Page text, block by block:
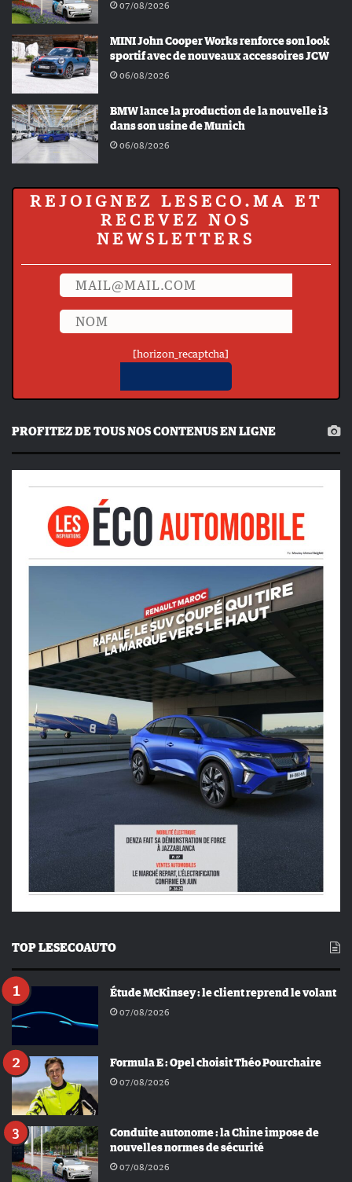
07/08/2026
MINI John Cooper Works renforce son look
sportif avec de nouveaux accessoires JCW
06/08/2026
BMW lance la production de la nouvelle i3
dans son usine de Munich
06/08/2026
REJOIGNEZ LESECO.MA ET
RECEVEZ NOS
NEWSLETTERS
[horizon_recaptcha]
PROFITEZ DE TOUS NOS CONTENUS EN LIGNE
TOP LESECOAUTO
Étude McKinsey : le client reprend le volant
07/08/2026
Formula E : Opel choisit Théo Pourchaire
07/08/2026
Conduite autonome : la Chine impose de
nouvelles normes de sécurité
07/08/2026